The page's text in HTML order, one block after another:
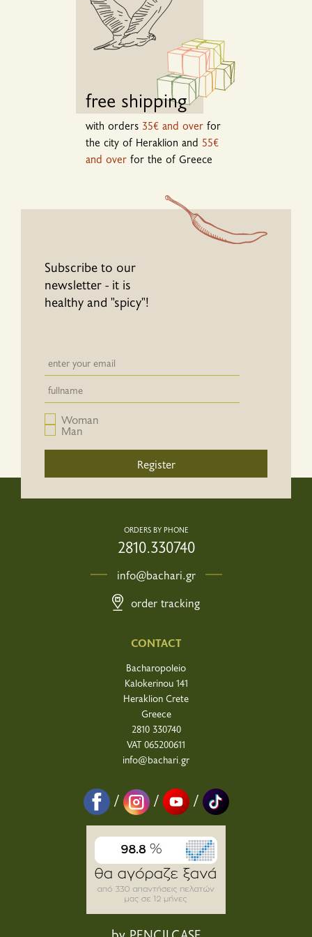
free shipping
with orders 35€ and over for
the city of Heraklion and 55€
and over for the of Greece
Subscribe to our
newsletter - it is
healthy and "spicy"!
Newsletter email input field
Newsletter email input field
Woman
Man
Register
CONTACT
Bacharopoleio
Kalokerinou 141
Heraklion Crete
Greece
2810 330740
VAT 065200611
info@bachari.gr
/ / /
ORDERS BY PHONE
2810.330740
info@bachari.gr
order tracking